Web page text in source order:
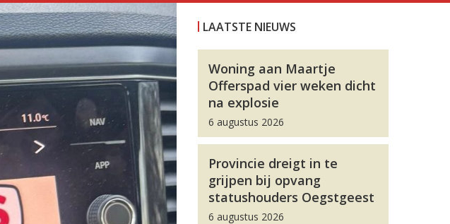
LAATSTE NIEUWS
Woning aan Maartje
Offerspad vier weken dicht
na explosie
6 augustus 2026
Provincie dreigt in te
grijpen bij opvang
statushouders Oegstgeest
6 augustus 2026